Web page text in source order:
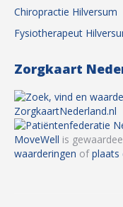
Chiropractie Hilversum
Fysiotherapeut
Zorgkaart
MoveWell is
waarderingen ofplaats